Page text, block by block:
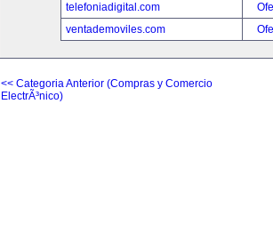
telefoniadigital.com
ventademoviles.com
<< Categoria Anterior (Compras y Comercio
ElectrÃ³nico)